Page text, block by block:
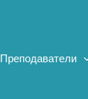
Преподаватели